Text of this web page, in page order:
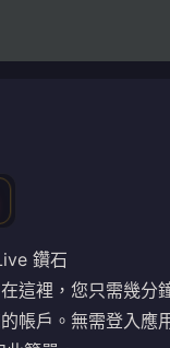
鑽石
這裡，您只需幾分
帳戶。無需登入應